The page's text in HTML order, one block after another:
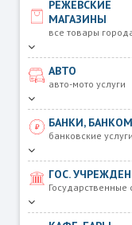
РЕЖЕВСКИЕ
МАГАЗИНЫ
все товары
АВТО
авто-мото услуги
БАНКИ,
банковские услуги
ГОС.
Государственные